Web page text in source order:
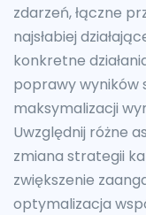
zdarzeń, łączne
najsłabiej
konkretne
poprawy wyników
maksymalizacji
Uwzględnij różne
zmiana strategii
zwiększenie
optymalizacja